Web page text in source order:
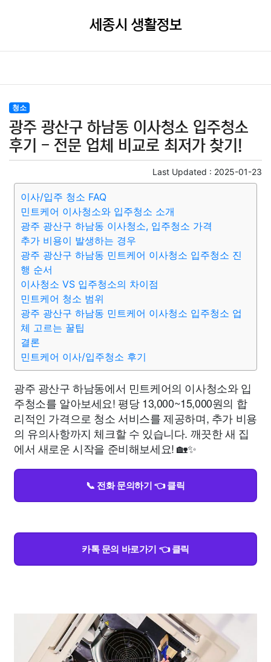
세종시 생활정보
청소
광주 광산구 하남동 이사청소 입주청소
후기 - 전문 업체 비교로 최저가 찾기!
Last Updated : 2025-01-23
이사/입주 청소 FAQ
민트케어 이사청소와 입주청소 소개
광주 광산구 하남동 이사청소, 입주청소 가격
추가 비용이 발생하는 경우
광주 광산구 하남동 민트케어 이사청소 입주청소 진
행 순서
이사청소 VS 입주청소의 차이점
민트케어 청소 범위
광주 광산구 하남동 민트케어 이사청소 입주청소 업
체 고르는 꿀팁
결론
민트케어 이사/입주청소 후기
광주 광산구 하남동에서 민트케어의 이사청소와 입
주청소를 알아보세요! 평당 13,000~15,000원의 합
리적인 가격으로 청소 서비스를 제공하며, 추가 비용
의 유의사항까지 체크할 수 있습니다. 깨끗한 새 집
에서 새로운 시작을 준비해보세요! 🏡✨
📞 전화 문의하기 👈 클릭
카톡 문의 바로가기 👈 클릭